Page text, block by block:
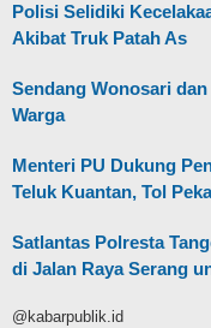
Polisi Selidiki
Akibat Truk Patah As
Sendang Wonosari
Warga
Menteri PU Dukung
Teluk Kuantan, Tol
Satlantas Polresta
di Jalan Raya Serang
@kabarpublik.id